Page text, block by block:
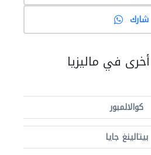
شارك
في ماليزيا
كوالالمبور
بيتالينغ جايا